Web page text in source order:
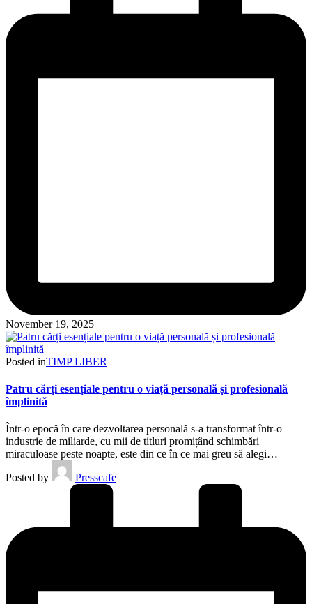
November 19, 2025
Posted inTIMP LIBER
Patru cărți esențiale pentru o viață personală și profesională
împlinită
Într-o epocă în care dezvoltarea personală s-a transformat într-o
industrie de miliarde, cu mii de titluri promițând schimbări
miraculoase peste noapte, este din ce în ce mai greu să alegi…
Posted by
Presscafe